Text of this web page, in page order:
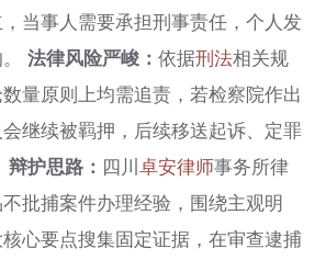
当事人需要承担刑事责任，个人发
法律风险严峻： 依据刑法相关规
量原则上均需追责，若检察院作出
继续被羁押，后续移送起诉、定罪
辩护思路： 四川卓安律师事务所律
批捕案件办理经验，围绕主观明
心要点搜集固定证据，在审查逮捕